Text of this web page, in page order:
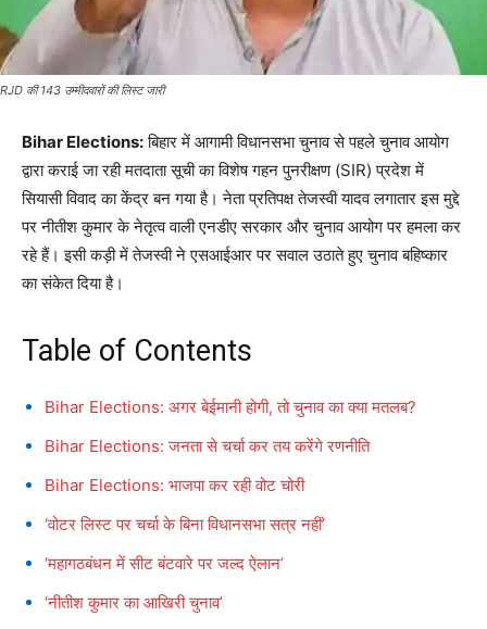
RJD की 143 उम्मीदवारों की लिस्ट जारी
Bihar Elections:बिहार में आगामी विधानसभा चुनाव से पहले चुनाव आयोग
द्वारा कराई जा रही मतदाता सूची का विशेष गहन पुनरीक्षण (SIR) प्रदेश में
सियासी विवाद का केंद्र बन गया है। नेता प्रतिपक्ष तेजस्वी यादव लगातार इस मुद्दे
पर नीतीश कुमार के नेतृत्व वाली एनडीए सरकार और चुनाव आयोग पर हमला कर
रहे हैं। इसी कड़ी में तेजस्वी ने एसआईआर पर सवाल उठाते हुए चुनाव बहिष्कार
का संकेत दिया है।
Table of Contents
Bihar Elections: अगर बेईमानी होगी, तो चुनाव का क्या मतलब?
Bihar Elections: जनता से चर्चा कर तय करेंगे रणनीति
Bihar Elections: भाजपा कर रही वोट चोरी
‘वोटर लिस्ट पर चर्चा के बिना विधानसभा सत्र नहीं’
‘महागठबंधन में सीट बंटवारे पर जल्द ऐलान’
‘नीतीश कुमार का आखिरी चुनाव’